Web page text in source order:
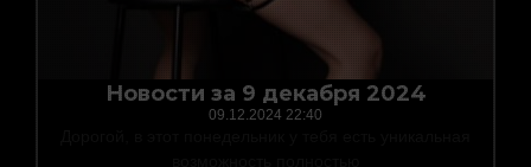
Новости за 9 декабря 2024
09.12.2024 22:40